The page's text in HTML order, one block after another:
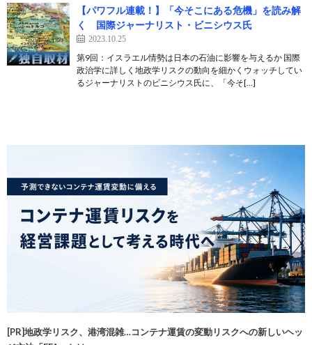
【パワフル連載！】「今そこにある危機」を読み解
く 国際ジャーナリスト・ビニシウス氏
2023.10.25
第9回：イスラエル情勢は日本の石油に影響を与えるか 国際
政治学に詳しく地政学リスクの動向を細かくウォッチしてい
るジャーナリストのビニシウス氏に、「今そ[…]
[PR]地政学リスク、港湾混雑…コンテナ運賃の変動リスクへの新しいヘッ